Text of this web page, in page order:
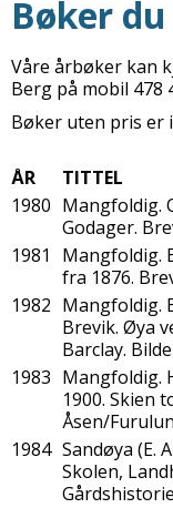
Bøker
Våre årbøker kan
Berg på mobil 478
Bøker uten pris er
ÅR TITTEL
1980 Mangfoldig.
Godager.
1981
Mangfoldig.
fra 1876.
1982 Mangfoldig.
Brevik. Øya
Barclay.
1983 Mangfoldig.
1900. Skien
Åsen/
1984 Sandøya (E.
Skolen,